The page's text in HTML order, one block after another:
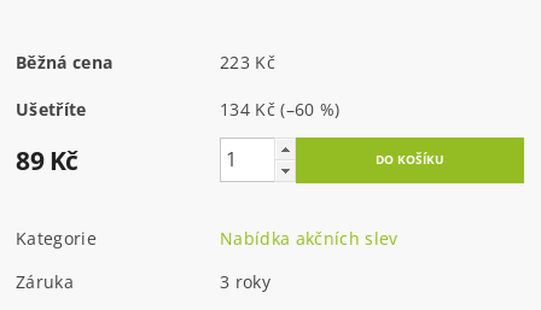
Běžná cena 223 Kč
Ušetříte 134 Kč(–60 %)
89 Kč
Kategorie
Nabídka akčních slev
Záruka
3 roky